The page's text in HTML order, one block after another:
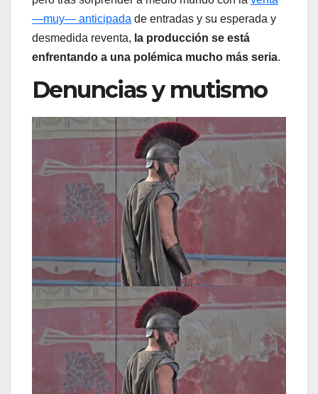
—muy— anticipada de entradas y su esperada y
desmedida reventa, la producción se está
enfrentando a una polémica mucho más seria.
Denuncias y mutismo